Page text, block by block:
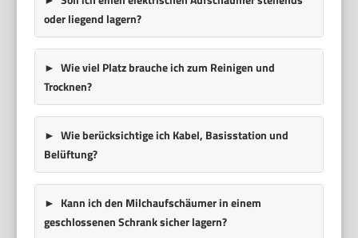
oder liegend lagern?
Wie viel Platz brauche ich zum Reinigen und
Trocknen?
Wie berücksichtige ich Kabel, Basisstation und
Belüftung?
Kann ich den Milchaufschäumer in einem
geschlossenen Schrank sicher lagern?